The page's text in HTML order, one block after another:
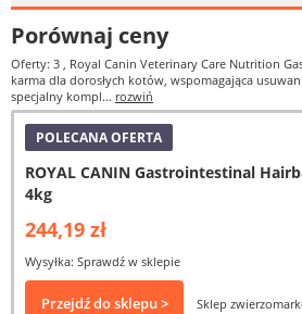
Porównaj ceny
Oferty: 3 , Royal Canin Veterinary Care Nutrition
karma dla dorosłych kotów, wspomagająca
specjalny kompl... rozwiń
POLECANA OFERTA
ROYAL CANIN Gastrointestinal
4kg
244,19 zł
Wysyłka: Sprawdź w sklepie
Przejdź do sklepu > Sklep